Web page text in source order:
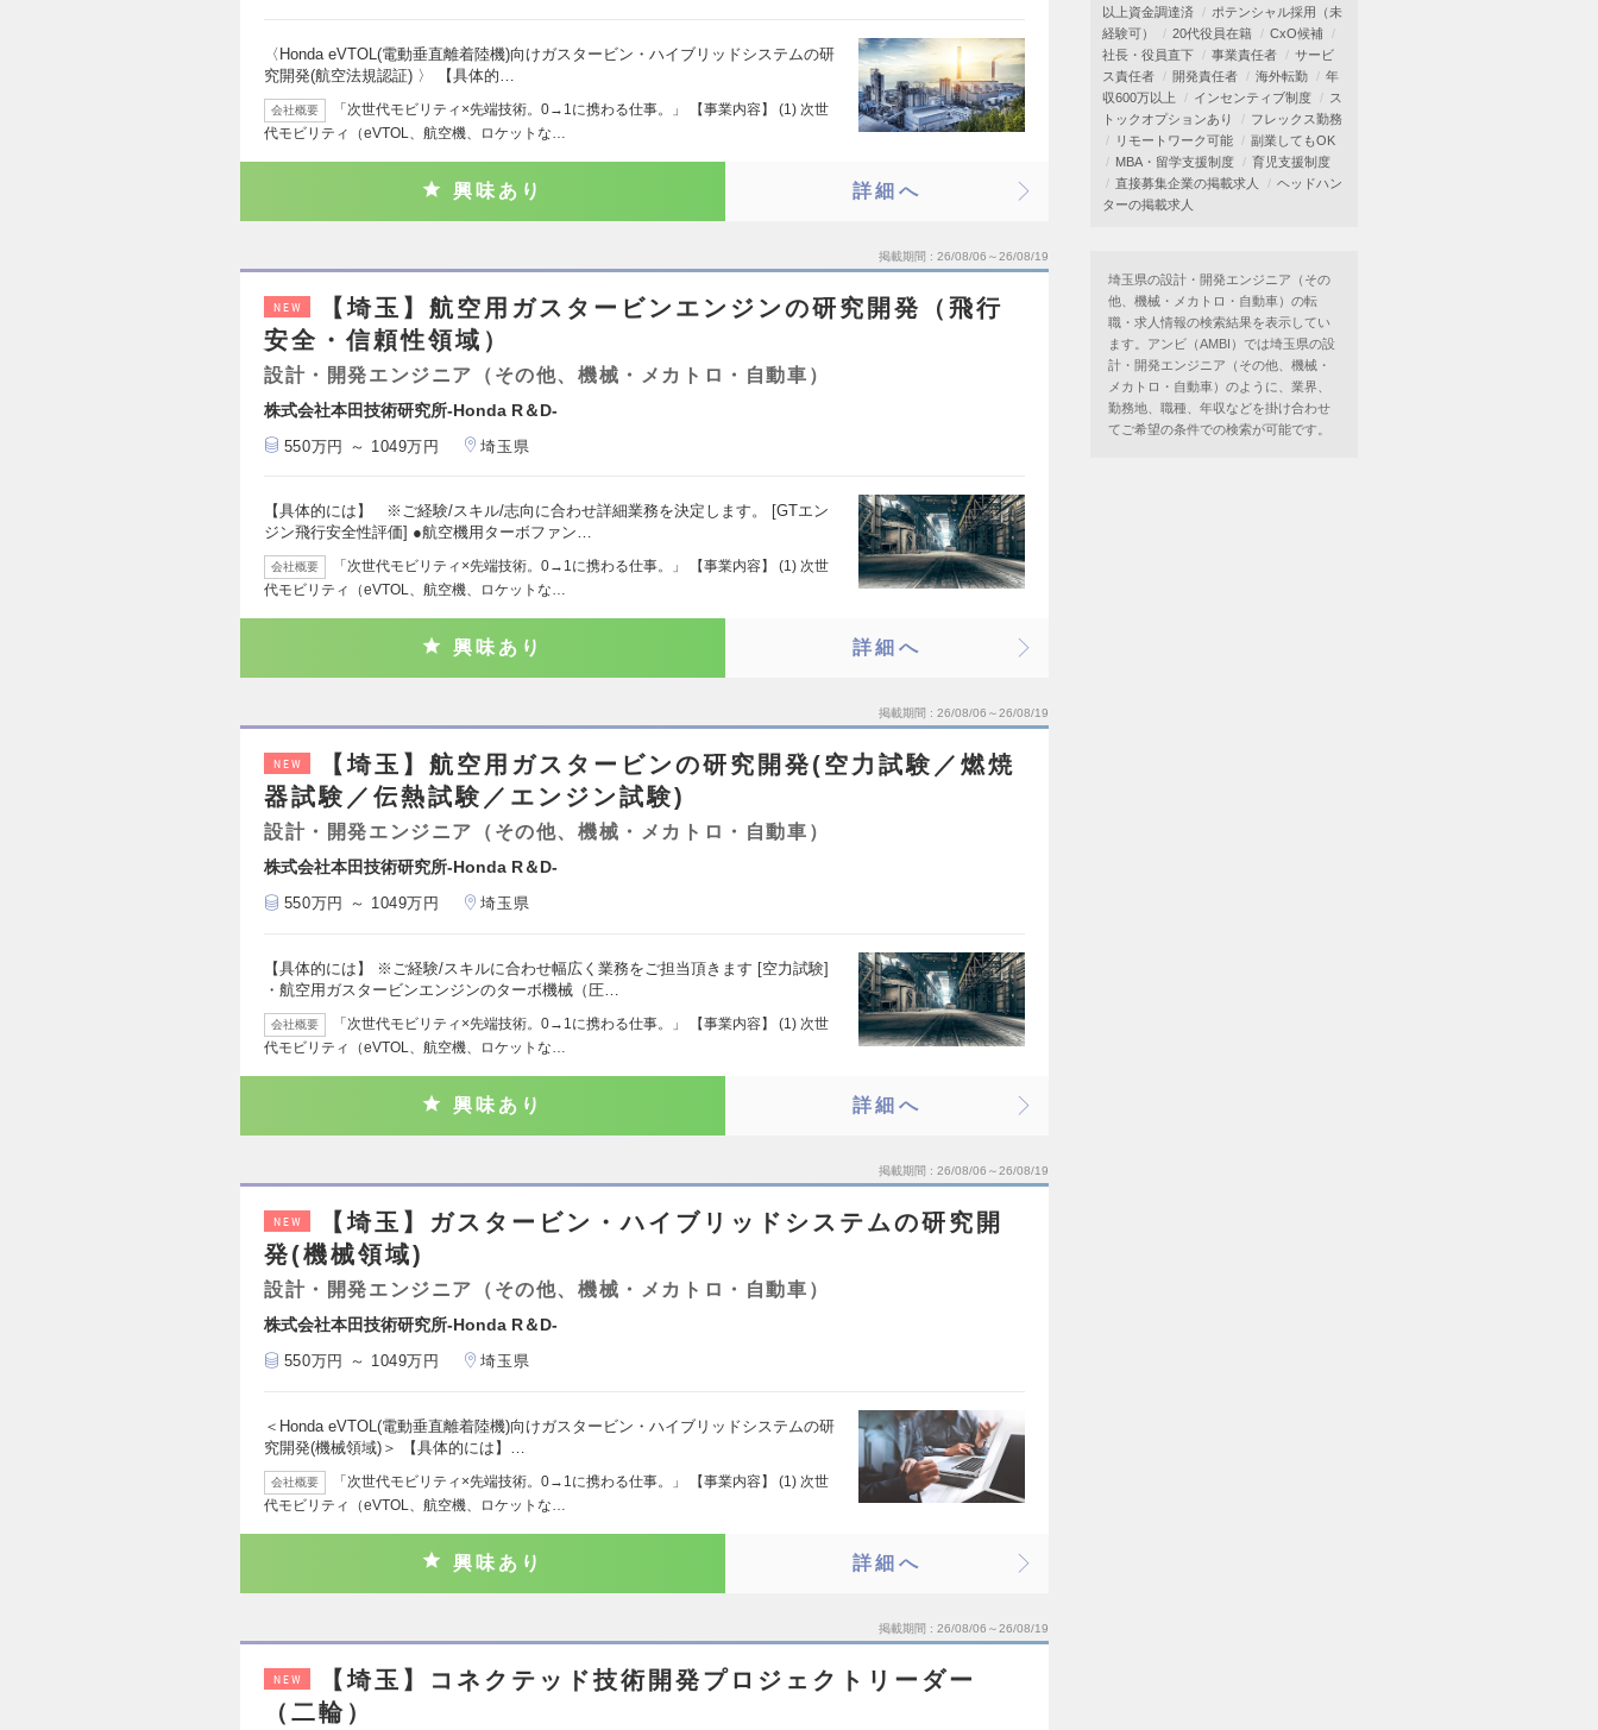
〈Honda eVTOL(電動垂直離着陸機)向けガスタービン・ハイブリッドシステムの研
究開発(航空法規認証) 〉 【具体的…
会社概要
「次世代モビリティ×先端技術。0→1に携わる仕事。」 【事業内容】 (1) 次世
代モビリティ（eVTOL、航空機、ロケットな…
興味あり 詳細へ
掲載期間 26/08/06～26/08/19
NEW
【埼玉】航空用ガスタービンエンジンの研究開発（飛行
安全・信頼性領域）
設計・開発エンジニア（その他、機械・メカトロ・自動車）
株式会社本田技術研究所-Honda R＆D-
550万円 ～ 1049万円 埼玉県
【具体的には】 ※ご経験/スキル/志向に合わせ詳細業務を決定します。 [GTエン
ジン飛行安全性評価] ●航空機用ターボファン…
会社概要
「次世代モビリティ×先端技術。0→1に携わる仕事。」 【事業内容】 (1) 次世
代モビリティ（eVTOL、航空機、ロケットな…
興味あり 詳細へ
掲載期間 26/08/06～26/08/19
NEW
【埼玉】航空用ガスタービンの研究開発(空力試験／燃焼
器試験／伝熱試験／エンジン試験)
設計・開発エンジニア（その他、機械・メカトロ・自動車）
株式会社本田技術研究所-Honda R＆D-
550万円 ～ 1049万円 埼玉県
【具体的には】 ※ご経験/スキルに合わせ幅広く業務をご担当頂きます [空力試験]
・航空用ガスタービンエンジンのターボ機械（圧…
会社概要
「次世代モビリティ×先端技術。0→1に携わる仕事。」 【事業内容】 (1) 次世
代モビリティ（eVTOL、航空機、ロケットな…
興味あり 詳細へ
掲載期間 26/08/06～26/08/19
NEW
【埼玉】ガスタービン・ハイブリッドシステムの研究開
発(機械領域)
設計・開発エンジニア（その他、機械・メカトロ・自動車）
株式会社本田技術研究所-Honda R＆D-
550万円 ～ 1049万円 埼玉県
＜Honda eVTOL(電動垂直離着陸機)向けガスタービン・ハイブリッドシステムの研
究開発(機械領域)＞ 【具体的には】…
会社概要
「次世代モビリティ×先端技術。0→1に携わる仕事。」 【事業内容】 (1) 次世
代モビリティ（eVTOL、航空機、ロケットな…
興味あり 詳細へ
掲載期間 26/08/06～26/08/19
NEW
【埼玉】コネクテッド技術開発プロジェクトリーダー
（二輪）
以上資金調達済
ポテンシャル採用（未
経験可）
20代役員在籍
CxO候補
社長・役員直下
事業責任者
サービ
ス責任者
開発責任者 海外転勤
年
収600万以上
インセンティブ制度
ス
トックオプションあり
フレックス勤務
リモートワーク可能
副業してもOK
MBA・留学支援制度
育児支援制度
直接募集企業の掲載求人
ヘッドハン
ターの掲載求人
埼玉県の設計・開発エンジニア（その
他、機械・メカトロ・自動車）の転
職・求人情報の検索結果を表示してい
ます。アンビ（AMBI）では埼玉県の設
計・開発エンジニア（その他、機械・
メカトロ・自動車）のように、業界、
勤務地、職種、年収などを掛け合わせ
てご希望の条件での検索が可能です。